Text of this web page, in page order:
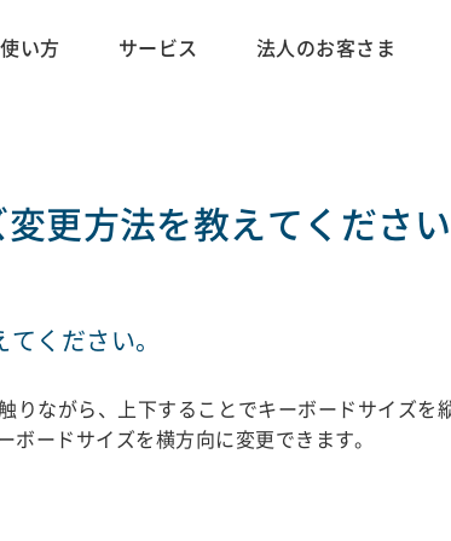
使い方 サービス 法人のお客さま
更方法を教えてください
ください。
ながら、上下することでキーボードサイズを
ードサイズを横方向に変更できます。